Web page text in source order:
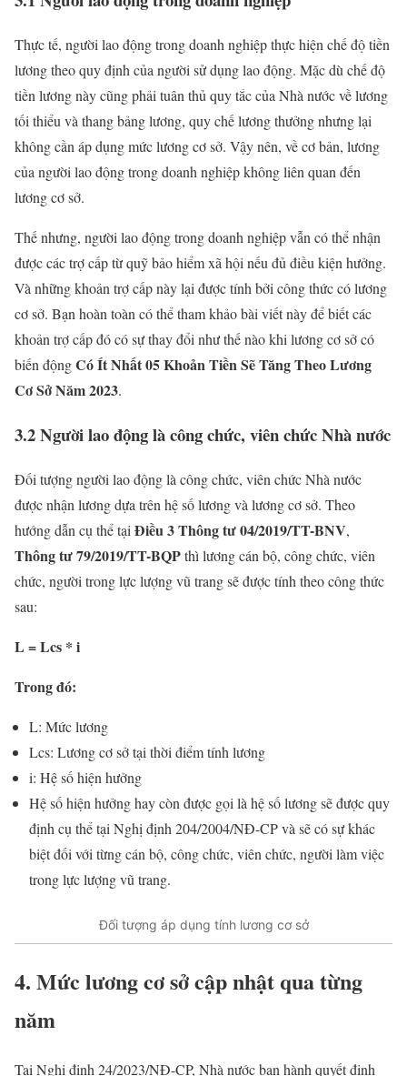
Thực tế, người lao động trong doanh nghiệp thực hiện chế độ tiền
lương theo quy định của người sử dụng lao động. Mặc dù chế độ
tiền lương này cũng phải tuân thủ quy tắc của Nhà nước về lương
tối thiểu và thang bảng lương, quy chế lương thưởng nhưng lại
không cần áp dụng mức lương cơ sở. Vậy nên, về cơ bản, lương
của người lao động trong doanh nghiệp không liên quan đến
lương cơ sở.
Thế nhưng, người lao động trong doanh nghiệp vẫn có thể nhận
được các trợ cấp từ quỹ bảo hiểm xã hội nếu đủ điều kiện hưởng.
Và những khoản trợ cấp này lại được tính bởi công thức có lương
cơ sở. Bạn hoàn toàn có thể tham khảo bài viết này để biết các
khoản trợ cấp đó có sự thay đổi như thế nào khi lương cơ sở có
biến độngCó Ít Nhất 05 Khoản Tiền Sẽ Tăng Theo Lương
Cơ Sở Năm 2023.
3.2 Người lao động là công chức, viên chức Nhà nước
Đối tượng người lao động là công chức, viên chức Nhà nước
được nhận lương dựa trên hệ số lương và lương cơ sở. Theo
hướng dẫn cụ thể tại Điều 3 Thông tư 04/2019/TT-BNV,
Thông tư 79/2019/TT-BQPthì lương cán bộ, công chức, viên
chức, người trong lực lượng vũ trang sẽ được tính theo công thức
sau:
L = Lcs * i
Trong đó:
L: Mức lương
Lcs: Lương cơ sở tại thời điểm tính lương
i: Hệ số hiện hưởng
Hệ số hiện hưởng hay còn được gọi là hệ số lương sẽ được quy
định cụ thể tại Nghị định 204/2004/NĐ-CP và sẽ có sự khác
biệt đối với từng cán bộ, công chức, viên chức, người làm việc
trong lực lượng vũ trang.
Đối tượng áp dụng tính lương cơ sở
4. Mức lương cơ sở cập nhật qua từng
năm
Tại Nghị định 24/2023/NĐ-CP, Nhà nước ban hành quyết định